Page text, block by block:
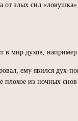
от злых сил
в мир духов,
ему явился дух-
из ночных снов